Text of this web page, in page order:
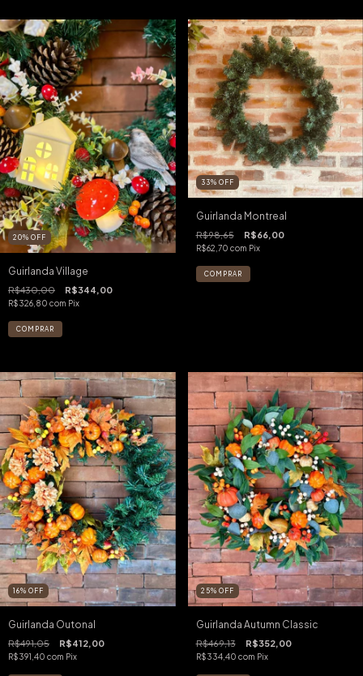
20% OFF
Guirlanda Village
R$430,00 R$344,00
R$326,80 com Pix
33% OFF
Guirlanda Montreal
R$98,65 R$66,00
R$62,70 com Pix
16% OFF
Guirlanda Outonal
R$491,05 R$412,00
R$391,40 com Pix
25% OFF
Guirlanda Autumn Classic
R$469,13 R$352,00
R$334,40 com Pix